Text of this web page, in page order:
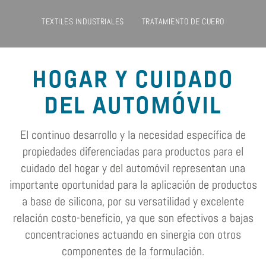
TEXTILES INDUSTRIALES TRATAMIENTO DE CUERO
HOGAR Y CUIDADO
DEL AUTOMÓVIL
El continuo desarrollo y la necesidad específica de
propiedades diferenciadas para productos para el
cuidado del hogar y del automóvil representan una
importante oportunidad para la aplicación de productos
a base de silicona, por su versatilidad y excelente
relación costo-beneficio, ya que son efectivos a bajas
concentraciones actuando en sinergia con otros
componentes de la formulación.